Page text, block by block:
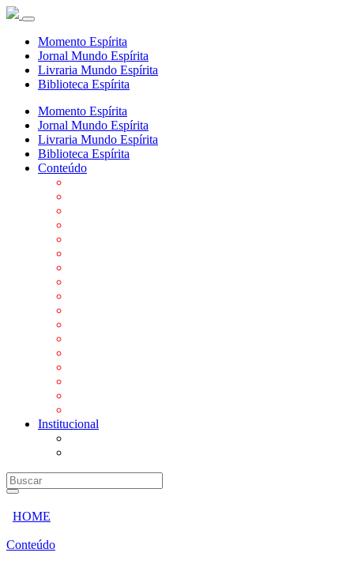
Momento Espírita
Jornal Mundo Espírita
Livraria Mundo Espírita
Biblioteca Espírita
Momento Espírita
Jornal Mundo Espírita
Livraria Mundo Espírita
Biblioteca Espírita
Conteúdo
Institucional
HOME
Conteúdo